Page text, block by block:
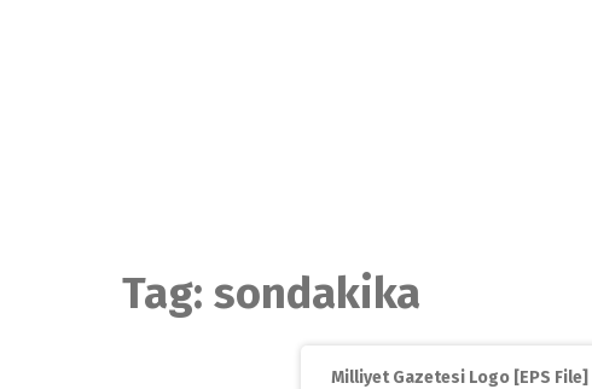
Tag: sondakika
Milliyet Gazetesi Logo [EPS File]